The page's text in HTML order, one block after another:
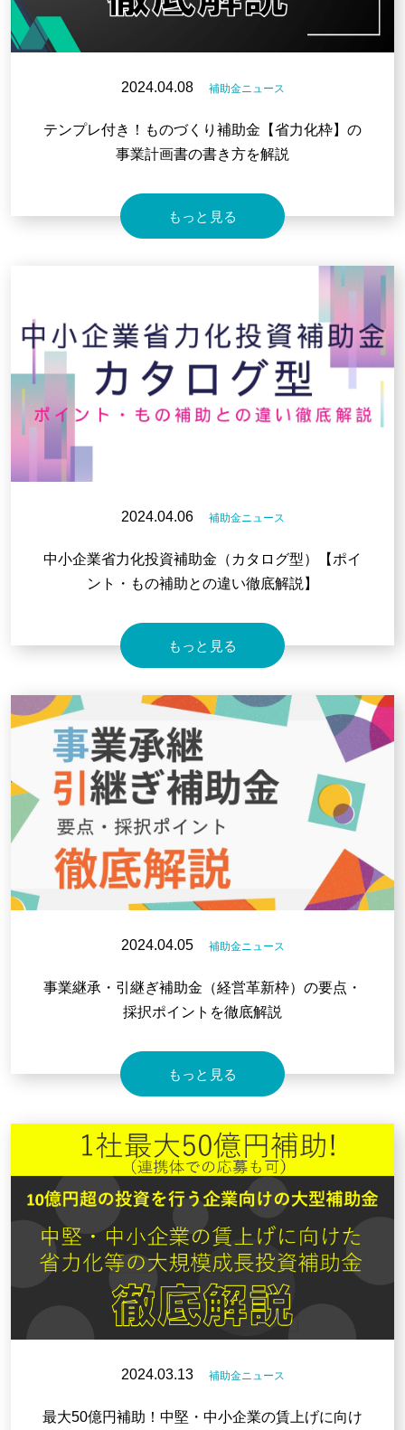
2024.04.08 補助金ニュース
テンプレ付き！ものづくり補助金【省力化枠】の
事業計画書の書き方を解説
もっと見る
2024.04.06 補助金ニュース
中小企業省力化投資補助金（カタログ型）【ポイ
ント・もの補助との違い徹底解説】
もっと見る
2024.04.05 補助金ニュース
事業継承・引継ぎ補助金（経営革新枠）の要点・
採択ポイントを徹底解説
もっと見る
2024.03.13 補助金ニュース
最大50億円補助！中堅・中小企業の賃上げに向け